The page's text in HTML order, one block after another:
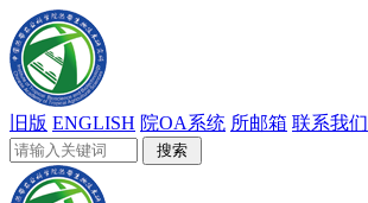
旧版 ENGLISH 院OA系统 所邮箱 联系我们